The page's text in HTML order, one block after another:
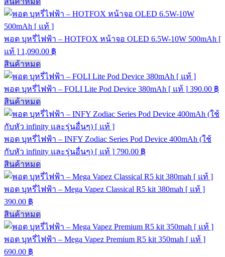
พอต บุหรี่ไฟฟ้า – HOTFOX หน้าจอ OLED 6.5W-10W 500mAh [
แท้ ] 1,090.00 ฿
สินค้าหมด
พอต บุหรี่ไฟฟ้า – FOLI Lite Pod Device 380mAh [ แท้ ] 390.00 ฿
สินค้าหมด
พอต บุหรี่ไฟฟ้า – INFY Zodiac Series Pod Device 400mAh (ใช้
กับหัว infinity และรุ่นอื่นๆ) [ แท้ ] 790.00 ฿
สินค้าหมด
พอต บุหรี่ไฟฟ้า – Mega Vapez Classical R5 kit 380mah [ แท้ ]
390.00 ฿
สินค้าหมด
พอต บุหรี่ไฟฟ้า – Mega Vapez Premium R5 kit 350mah [ แท้ ]
690.00 ฿